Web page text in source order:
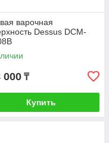
варочная
Dessus DCM-
000 ₸
Купить